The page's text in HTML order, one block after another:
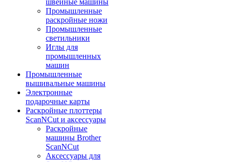
швейные машины
Промышленные
раскройные ножи
Промышленные
светильники
Иглы для
промышленных
машин
Промышленные
вышивальные машины
Электронные
подарочные карты
Раскройные плоттеры
ScanNCut и аксессуары
Раскройные
машины Brother
ScanNCut
Аксессуары для